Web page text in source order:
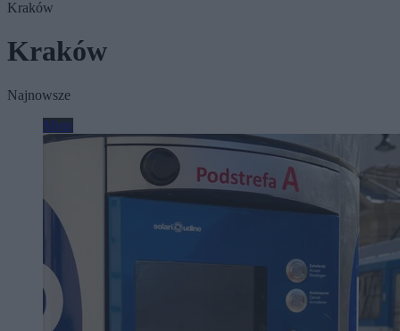
Kraków
Kraków
Najnowsze
Moto